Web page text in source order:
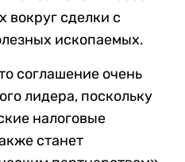
вокруг сделки с
ископаемых.
соглашение очень
лидера, поскольку
налоговые
станет